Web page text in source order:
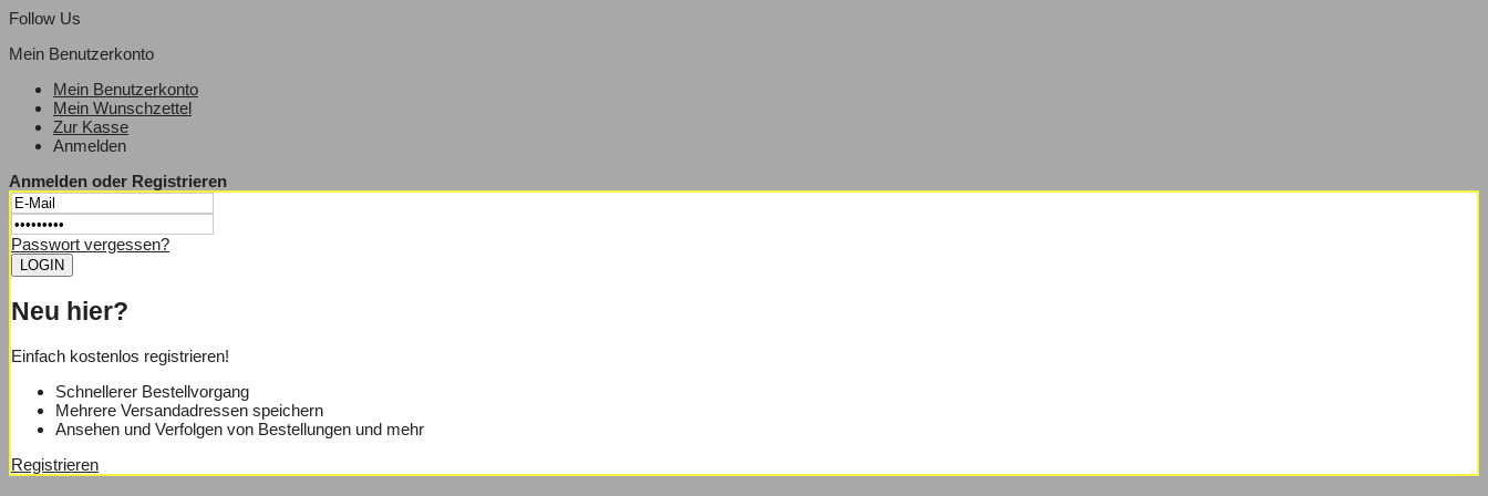
Follow Us
Mein Benutzerkonto
Mein Benutzerkonto
Mein Wunschzettel
Zur Kasse
Anmelden
Anmelden oder Registrieren
Passwort vergessen?
Neu hier?
Einfach kostenlos registrieren!
Schnellerer Bestellvorgang
Mehrere Versandadressen speichern
Ansehen und Verfolgen von Bestellungen und mehr
Registrieren